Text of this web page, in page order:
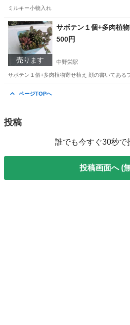
ミルキー小物入れ
宮城 塩竈市 中野栄駅 バッグ
売ります
サボテン１個+多肉植
500円
中野栄駅
サボテン１個+多肉植物寄せ植え 顔の書いてあ
ページTOPへ
投稿
誰でも今すぐ30秒で
投稿画面へ (